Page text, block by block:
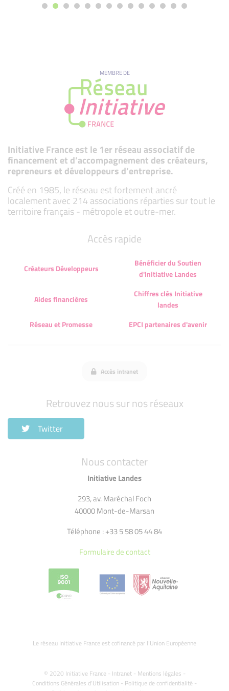
MEMBRE DE
Initiative France est le 1er réseau associatif de
financement et d’accompagnement des créateurs,
repreneurs et développeurs d’entreprise.
Créé en 1985, le réseau est fortement ancré
localement avec 214 associations réparties sur tout le
territoire français - métropole et outre-mer.
Nous contacter
Initiative Landes
293, av. Maréchal Foch
40000 Mont-de-Marsan
Téléphone : +33 5 58 05 44 84
Formulaire de contact
Le réseau Initiative France est cofinancé par l’Union Européenne
© 2020 Initiative France - Intranet- Mentions légales -
Conditions Générales d'Utilisation - Politique de confidentialité -
Accès rapide
Créateurs Développeurs
Bénéficier du Soutien
d'Initiative Landes
Aides financières
Chiffres clés Initiative
landes
Réseau et Promesse
EPCI partenaires d'avenir
Accès intranet
Retrouvez nous sur nos réseaux
Twitter